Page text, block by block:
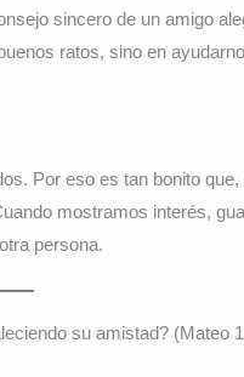
sincero de un amigo
ratos, sino en
Por eso es tan bonito que,
mostramos interés,
persona.
su amistad? (Mateo